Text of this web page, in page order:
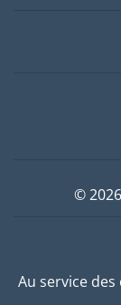
Au service
©